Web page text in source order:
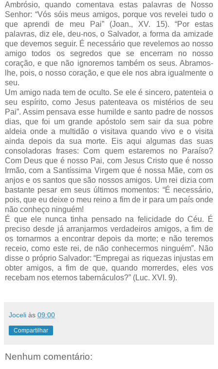
Ambrósio, quando comentava estas palavras de Nosso
Senhor: “Vós sóis meus amigos, porque vos revelei tudo o
que aprendi de meu Pai” (Joan., XV. 15). “Por estas
palavras, diz ele, deu-nos, o Salvador, a forma da amizade
que devemos seguir. É necessário que revelemos ao nosso
amigo todos os segredos que se encerram no nosso
coração, e que não ignoremos também os seus. Abramos-
lhe, pois, o nosso coração, e que ele nos abra igualmente o
seu.
Um amigo nada tem de oculto. Se ele é sincero, patenteia o
seu espírito, como Jesus patenteava os mistérios de seu
Pai”. Assim pensava esse humilde e santo padre de nossos
dias, que foi um grande apóstolo sem sair da sua pobre
aldeia onde a multidão o visitava quando vivo e o visita
ainda depois da sua morte. Eis aqui algumas das suas
consoladoras frases: Com quem estaremos no Paraíso?
Com Deus que é nosso Pai, com Jesus Cristo que é nosso
Irmão, com a Santíssima Virgem que é nossa Mãe, com os
anjos e os santos que são nossos amigos. Um rei dizia com
bastante pesar em seus últimos momentos: “É necessário,
pois, que eu deixe o meu reino a fim de ir para um país onde
não conheço ninguém!
É que ele nunca tinha pensado na felicidade do Céu. É
preciso desde já arranjarmos verdadeiros amigos, a fim de
os tornarmos a encontrar depois da morte; e não teremos
receio, como este rei, de não conhecermos ninguém”. Não
disse o próprio Salvador: “Empregai as riquezas injustas em
obter amigos, a fim de que, quando morrerdes, eles vos
recebam nos eternos tabernáculos?” (Luc. XVI. 9).
Joceli às 09:00
Compartilhar
Nenhum comentário: